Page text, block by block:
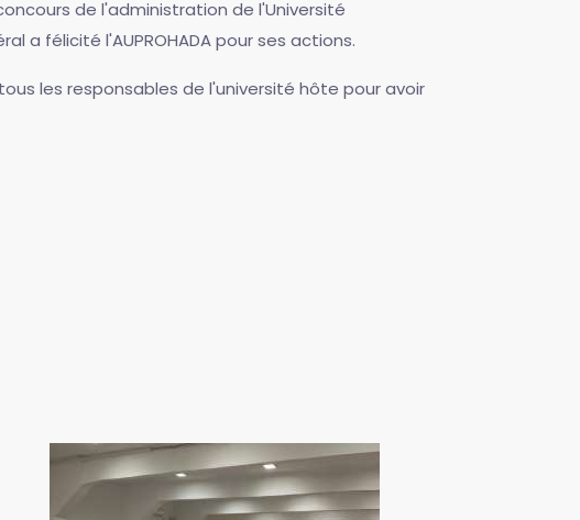
de l'administration de l'Université
a félicité l'AUPROHADA pour ses actions.
les responsables de l'université hôte pour avoir